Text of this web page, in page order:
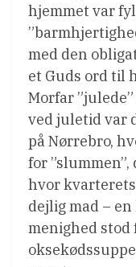
hjemmet var
med den
et Guds ord til
Morfar
ved juletid var
på Nørrebro,
for
hvor
dejlig mad –
menighed